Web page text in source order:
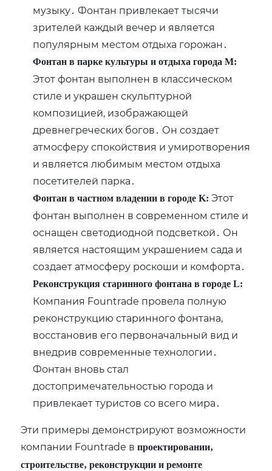
музыку․ Фонтан привлекает тысячи
зрителей каждый вечер и является
популярным местом отдыха горожан․
Фонтан в парке культуры и отдыха города M:
Этот фонтан выполнен в классическом
стиле и украшен скульптурной
композицией‚ изображающей
древнегреческих богов․ Он создает
атмосферу спокойствия и умиротворения
и является любимым местом отдыха
посетителей парка․
Фонтан в частном владении в городе K: Этот
фонтан выполнен в современном стиле и
оснащен светодиодной подсветкой․ Он
является настоящим украшением сада и
создает атмосферу роскоши и комфорта․
Реконструкция старинного фонтана в городе L:
Компания Fountrade провела полную
реконструкцию старинного фонтана‚
восстановив его первоначальный вид и
внедрив современные технологии․
Фонтан вновь стал
достопримечательностью города и
привлекает туристов со всего мира․
Эти примеры демонстрируют возможности
компании Fountrade впроектировании‚
строительстве‚ реконструкции и ремонте